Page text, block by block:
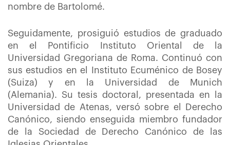
nombre de Bartolomé.
Seguidamente, prosiguió estudios de graduado
en el Pontificio Instituto Oriental de la
Universidad Gregoriana de Roma. Continuó con
sus estudios en el Instituto Ecuménico de Bosey
(Suiza) y en la Universidad de Munich
(Alemania). Su tesis doctoral, presentada en la
Universidad de Atenas, versó sobre el Derecho
Canónico, siendo enseguida miembro fundador
de la Sociedad de Derecho Canónico de las